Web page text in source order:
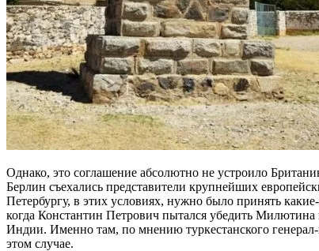
Однако, это соглашение абсолютно не устроило
Берлин съехались представители крупнейших
Петербургу, в этих условиях, нужно было принять
когда Константин Петрович пытался убедить
Индии. Именно там, по мнению туркестанского
этом случае.